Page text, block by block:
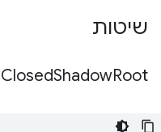
שיטות
ClosedShadowRoot(